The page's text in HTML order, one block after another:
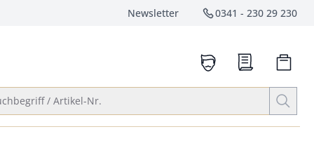
Newsletter Service-
0341 - 230 29 230
anrufen
/ Artikel-Nr.